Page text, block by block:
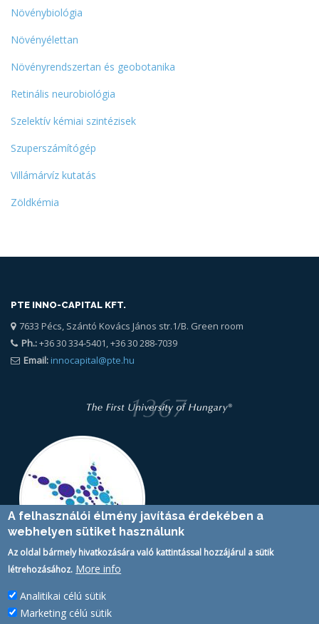
Növénybiológia
Növényélettan
Növényrendszertan és geobotanika
Retinális neurobiológia
Szelektív kémiai szintézisek
Szuperszámítógép
Villámárvíz kutatás
Zöldkémia
PTE INNO-CAPITAL KFT.
7633 Pécs, Szántó Kovács János str.1/B. Green room
Ph.:+36 30 334-5401, +36 30 288-7039
Email: innocapital@pte.hu
SIMPLESAMLPHP AUTH STATUS
A felhasználói élmény javítása érdekében a
webhelyen sütiket használunk
Az oldal bármely hivatkozására való kattintással hozzájárul a sütik
létrehozásához. More info
Analitikai célú sütik
Marketing célú sütik